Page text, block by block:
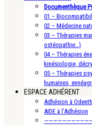
Documenthèque
01 –
02 – Médecine
03 – Thérapies
ostéopathie…)
04 – Thérapies
kinésiologie,
05 – Thérapies
humaines,
ESPACE ADHÉRENT
Adhésion à Odenth
AIDE à l’Adhésion